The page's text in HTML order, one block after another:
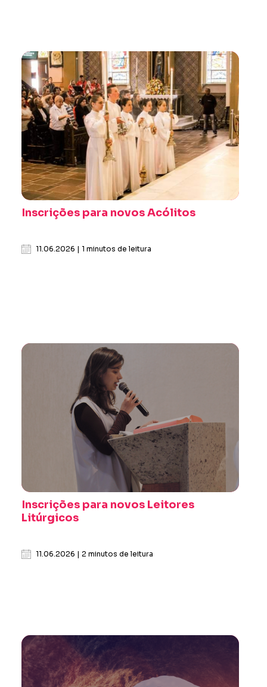
Inscrições para novos Acólitos
11.06.2026 | 1 minutos de leitura
Inscrições para novos Leitores
Litúrgicos
11.06.2026 | 2 minutos de leitura